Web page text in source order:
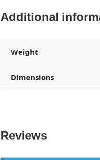
Additional
Weight
Dimensions
Reviews